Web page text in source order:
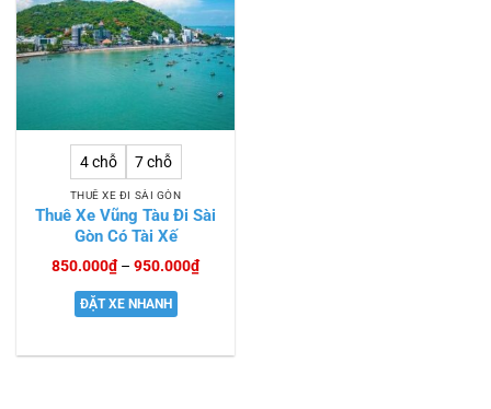
4 chỗ 7 chỗ
THUÊ XE ĐI SÀI GÒN
Thuê Xe Vũng Tàu Đi Sài
Gòn Có Tài Xế
850.000₫ – 950.000₫Khoảng
giá:
ĐẶT XE NHANH